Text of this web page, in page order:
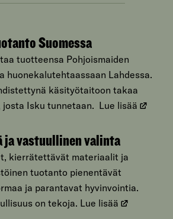
Suomessa
tuotteensa Pohjoismaiden
huonekalutehtaassaan Lahdessa.
käsityötaitoon takaa
josta Isku tunnetaan. Lue lisää
ja vastuullinen valinta
kierrätettävät materiaalit ja
tuotanto pienentävät
ja parantavat hyvinvointia.
on tekoja. Lue lisää